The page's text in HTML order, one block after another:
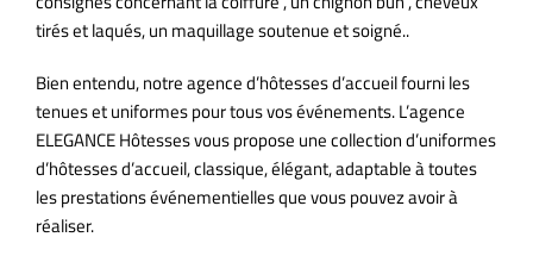
tirés et laqués, un maquillage soutenue et soigné..
Bien entendu, notre agence d’hôtesses d’accueil fourni les
tenues et uniformes pour tous vos événements. L’agence
ELEGANCE Hôtesses vous propose une collection d’uniformes
d’hôtesses d’accueil, classique, élégant, adaptable à toutes
les prestations événementielles que vous pouvez avoir à
réaliser.